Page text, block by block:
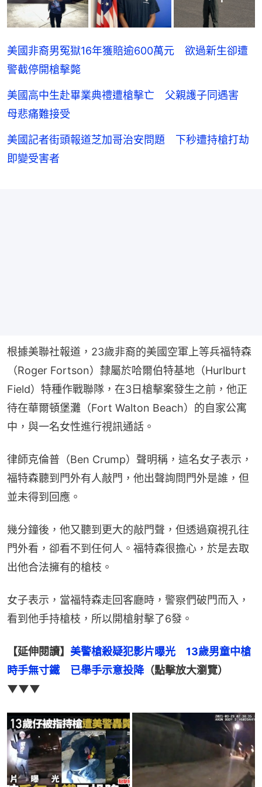
美國非裔男冤獄16年獲賠逾600萬元 欲過新生卻遭
警截停開槍擊斃
美國高中生赴畢業典禮遭槍擊亡 父親護子同遇害
母悲痛難接受
美國記者街頭報道芝加哥治安問題 下秒遭持槍打劫
即變受害者
根據美聯社報道，23歲非裔的美國空軍上等兵福特森
（Roger Fortson）隸屬於哈爾伯特基地（Hurlburt
Field）特種作戰聯隊，在3日槍擊案發生之前，他正
待在華爾頓堡灘（Fort Walton Beach）的自家公寓
中，與一名女性進行視訊通話。
律師克倫普（Ben Crump）聲明稱，這名女子表示，
福特森聽到門外有人敲門，他出聲詢問門外是誰，但
並未得到回應。
幾分鐘後，他又聽到更大的敲門聲，但透過窺視孔往
門外看，卻看不到任何人。福特森很擔心，於是去取
出他合法擁有的槍枝。
女子表示，當福特森走回客廳時，警察們破門而入，
看到他手持槍枝，所以開槍射擊了6發。
【延伸閱讀】 美警槍殺疑犯影片曝光　13歲男童中槍
時手無寸鐵　已舉手示意投降（點擊放大瀏覽）
▼▼▼